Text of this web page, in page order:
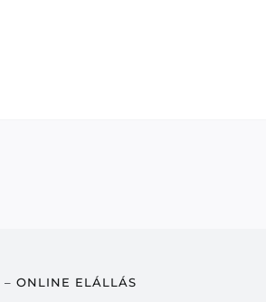
– ONLINE ELÁLLÁS